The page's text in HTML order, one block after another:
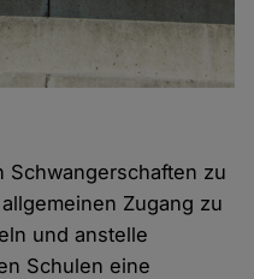
Schwangerschaften zu
Zugang zu
und anstelle
Schulen eine